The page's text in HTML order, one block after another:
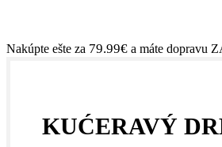
Nakúpte ešte za 79.99€ a máte dopravu
KUĆERAVÝ